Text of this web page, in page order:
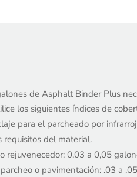
de Asphalt Binder Plus
los siguientes índices de
para el parcheado por
requisitos del material.
rejuvenecedor: 0,03 a 0,05
o pavimentación: .03 a